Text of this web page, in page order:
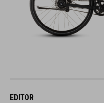
EDITOR